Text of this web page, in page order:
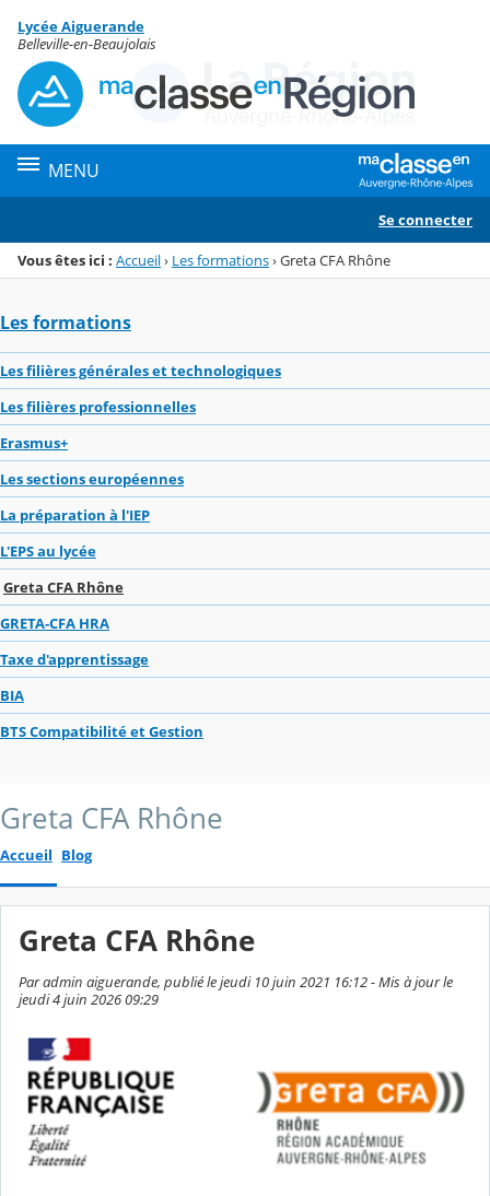
Menu de la rubrique
Contenu
Lycée Aiguerande
Belleville-en-Beaujolais
MENU
Se connecter
Vous êtes ici : Accueil› Les formations›Greta CFA Rhône
Les formations
Les filières générales et technologiques
Les filières professionnelles
Erasmus+
Les sections européennes
La préparation à l'IEP
L'EPS au lycée
Greta CFA Rhône
GRETA-CFA HRA
Taxe d'apprentissage
BIA
BTS Compatibilité et Gestion
Greta CFA Rhône
Accueil Blog
Greta CFA Rhône
Par admin aiguerande, publié le jeudi 10 juin 2021 16:12 - Mis à jour le
jeudi 4 juin 2026 09:29